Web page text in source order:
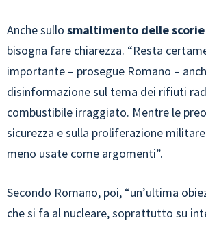
Anche sullo smaltimento delle
bisogna fare chiarezza. “Resta
importante – prosegue Romano –
disinformazione sul tema dei rifiuti
combustibile irraggiato. Mentre le
sicurezza e sulla proliferazione
meno usate come argomenti”.
Secondo Romano, poi, “un’ultima
che si fa al nucleare, soprattutto su